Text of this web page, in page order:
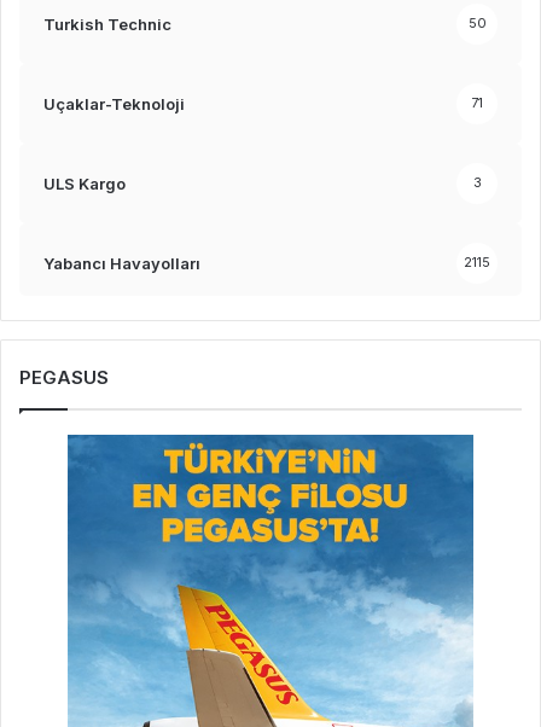
Turkish Technic 50
Uçaklar-Teknoloji 71
ULS Kargo 3
Yabancı Havayolları 2115
PEGASUS